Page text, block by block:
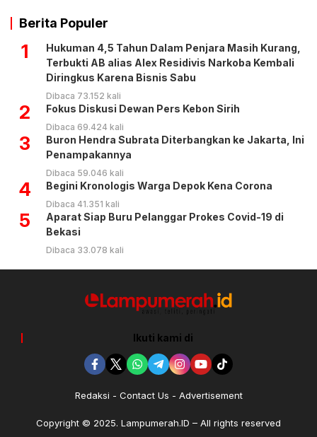
Berita Populer
1
Hukuman 4,5 Tahun Dalam Penjara Masih Kurang,
Terbukti AB alias Alex Residivis Narkoba Kembali
Diringkus Karena Bisnis Sabu
Dibaca 73.152 kali
2 Fokus Diskusi Dewan Pers Kebon Sirih
Dibaca 69.424 kali
3
Buron Hendra Subrata Diterbangkan ke Jakarta, Ini
Penampakannya
Dibaca 59.046 kali
4 Begini Kronologis Warga Depok Kena Corona
Dibaca 41.351 kali
5
Aparat Siap Buru Pelanggar Prokes Covid-19 di
Bekasi
Dibaca 33.078 kali
Ikuti kami di
Redaksi Contact Us Advertisement
Copyright © 2025. Lampumerah.ID – All rights reserved